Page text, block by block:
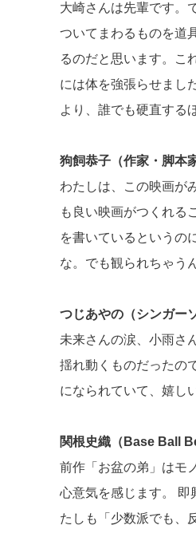
大崎さんは先輩です。
ついてまわるものを道
るのだと思います。こ
には体を強張らせまし
より、誰でも硬直する
狗飼恭子（作家・脚本家
わたしは、この映画が
も良い映画がつくれる
を書いているというの
な。でも観られちゃう
つじあやの（シンガー
未来さんの涙、小雨さ
揺れ動くものだったの
になられていて、嬉し
関根史織（Base Ball
前作「お盆の弟」はモ
心意気を感じます。 即
たしも「少数派でも、